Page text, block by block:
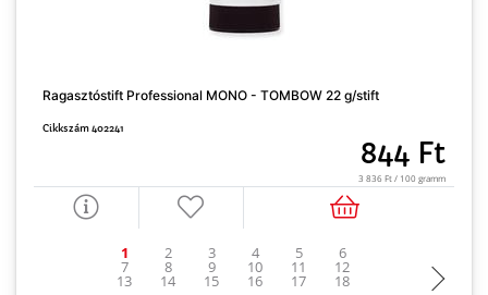
Ragasztóstift Professional MONO - TOMBOW 22 g/stift
Cikkszám 402241
844 Ft
3 836 Ft / 100 gramm